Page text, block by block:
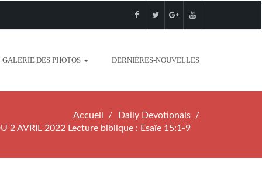
GALERIE DES PHOTOS DERNIÈRES-NOUVELLES
Accueil
Daily Devotionals
2 AVRIL 2022 Lecture biblique : Esaïe 15:1-9